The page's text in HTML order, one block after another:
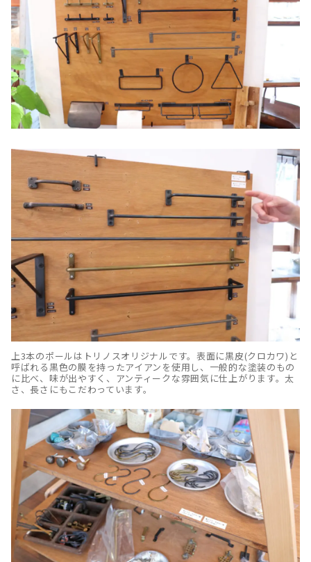
上3本のポールはトリノスオリジナルです。表面に黒皮(クロカワ)と
呼ばれる黒色の膜を持ったアイアンを使用し、一般的な塗装のもの
に比べ、味が出やすく、アンティークな雰囲気に仕上がります。太
さ、長さにもこだわっています。